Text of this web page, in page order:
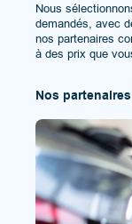
Nous
demandés, avec
nos partenaires
à des prix que
Nos partenaires